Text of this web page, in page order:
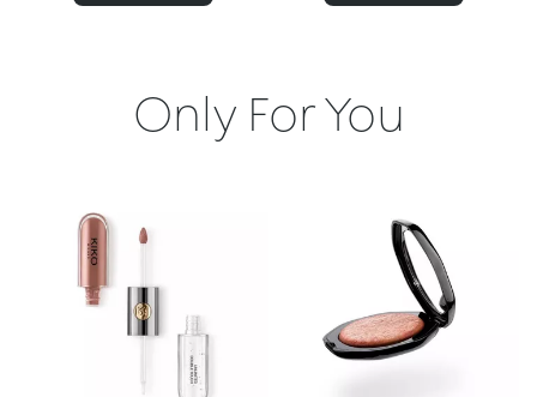
Only For You